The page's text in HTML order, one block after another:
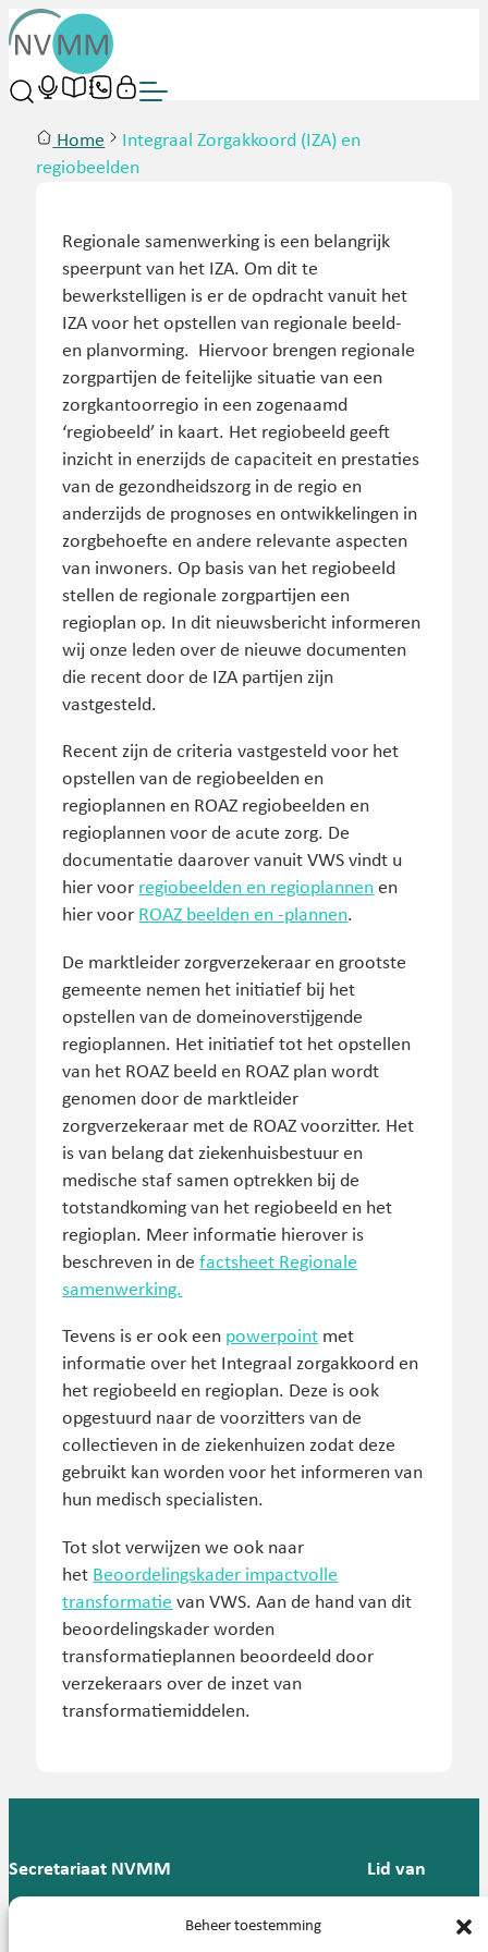
Beheer toestemming
Home
Integraal Zorgakkoord (IZA) en
regiobeelden
Regionale samenwerking is een belangrijk
speerpunt van het IZA. Om dit te
bewerkstelligen is er de opdracht vanuit het
IZA voor het opstellen van regionale beeld-
en planvorming. Hiervoor brengen regionale
zorgpartijen de feitelijke situatie van een
zorgkantoorregio in een zogenaamd
‘regiobeeld’ in kaart. Het regiobeeld geeft
inzicht in enerzijds de capaciteit en prestaties
van de gezondheidszorg in de regio en
anderzijds de prognoses en ontwikkelingen in
zorgbehoefte en andere relevante aspecten
van inwoners. Op basis van het regiobeeld
stellen de regionale zorgpartijen een
regioplan op. In dit nieuwsbericht informeren
wij onze leden over de nieuwe documenten
die recent door de IZA partijen zijn
vastgesteld.
Recent zijn de criteria vastgesteld voor het
opstellen van de regiobeelden en
regioplannen en ROAZ regiobeelden en
regioplannen voor de acute zorg. De
documentatie daarover vanuit VWS vindt u
hier voor regiobeelden en regioplannen en
hier voor ROAZ beelden en -plannen.
De marktleider zorgverzekeraar en grootste
gemeente nemen het initiatief bij het
opstellen van de domeinoverstijgende
regioplannen. Het initiatief tot het opstellen
van het ROAZ beeld en ROAZ plan wordt
genomen door de marktleider
zorgverzekeraar met de ROAZ voorzitter. Het
is van belang dat ziekenhuisbestuur en
medische staf samen optrekken bij de
totstandkoming van het regiobeeld en het
regioplan. Meer informatie hierover is
beschreven in defactsheet Regionale
samenwerking.
Tevens is er ook een powerpoint met
informatie over het Integraal zorgakkoord en
het regiobeeld en regioplan. Deze is ook
opgestuurd naar de voorzitters van de
collectieven in de ziekenhuizen zodat deze
gebruikt kan worden voor het informeren van
hun medisch specialisten.
Tot slot verwijzen we ook naar
het Beoordelingskader impactvolle
transformatie van VWS. Aan de hand van dit
beoordelingskader worden
transformatieplannen beoordeeld door
verzekeraars over de inzet van
transformatiemiddelen.
Secretariaat NVMM Lid van